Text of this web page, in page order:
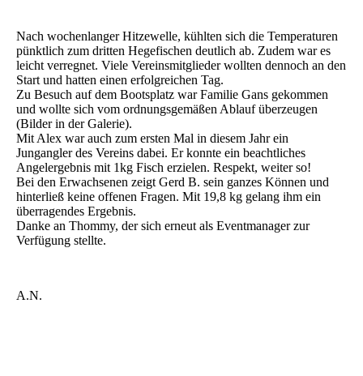
Nach wochenlanger Hitzewelle, kühlten sich die Temperaturen
pünktlich zum dritten Hegefischen deutlich ab. Zudem war es
leicht verregnet. Viele Vereinsmitglieder wollten dennoch an den
Start und hatten einen erfolgreichen Tag.
Zu Besuch auf dem Bootsplatz war Familie Gans gekommen
und wollte sich vom ordnungsgemäßen Ablauf überzeugen
(Bilder in der Galerie).
Mit Alex war auch zum ersten Mal in diesem Jahr ein
Jungangler des Vereins dabei. Er konnte ein beachtliches
Angelergebnis mit 1kg Fisch erzielen. Respekt, weiter so!
Bei den Erwachsenen zeigt Gerd B. sein ganzes Können und
hinterließ keine offenen Fragen. Mit 19,8 kg gelang ihm ein
überragendes Ergebnis.
Danke an Thommy, der sich erneut als Eventmanager zur
Verfügung stellte.
A.N.